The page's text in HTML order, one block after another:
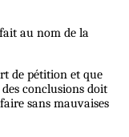
au nom de la
de pétition et que
conclusions doit
sans mauvaises